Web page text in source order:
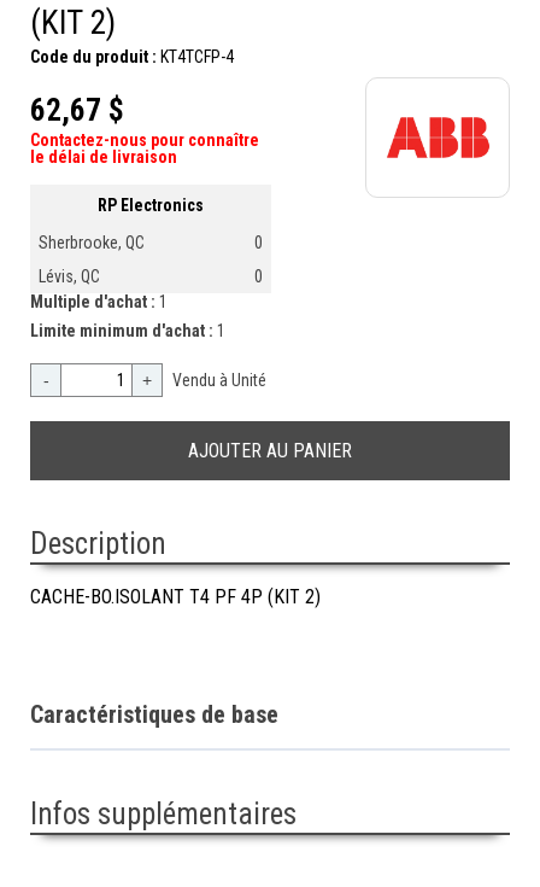
(KIT 2)
Code du produit : KT4TCFP-4
62,67 $
Contactez-nous pour connaître
le délai de livraison
RP Electronics
Sherbrooke, QC
0
Lévis, QC
0
Multiple d'achat : 1
Limite minimum d'achat : 1
- + Vendu à Unité
Description
CACHE-BO.ISOLANT T4 PF 4P (KIT 2)
Caractéristiques de base
Infos supplémentaires